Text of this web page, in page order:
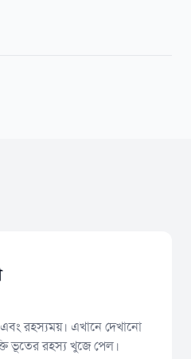
রহস্যময়। এখানে দেখানো
ভূতের রহস্য খুজে পেল।